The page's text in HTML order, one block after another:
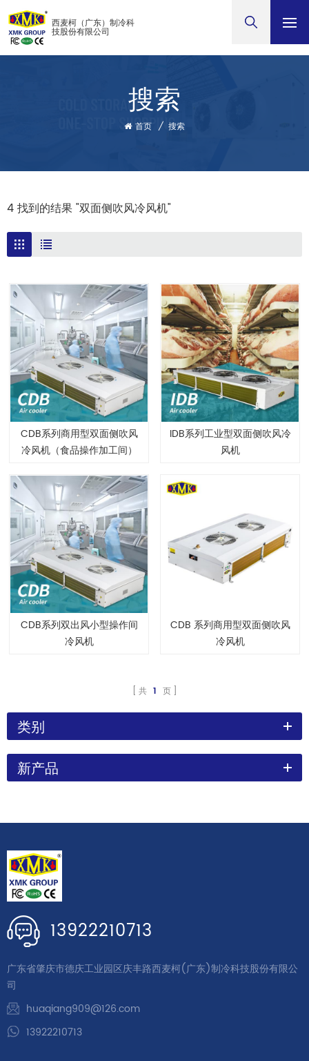
西麦柯（广东）制冷科
技股份有限公司
搜索
首页 / 搜索
4 找到的结果 "双面侧吹风冷风机"
CDB系列商用型双面侧吹风
冷风机（食品操作加工间）
IDB系列工业型双面侧吹风冷
风机
CDB系列双出风小型操作间
冷风机
CDB 系列商用型双面侧吹风
冷风机
共 1 页
类别
新产品
13922210713
广东省肇庆市德庆工业园区庆丰路西麦柯(广东)制冷科技股份有限公
司
huaqiang909@126.com
13922210713